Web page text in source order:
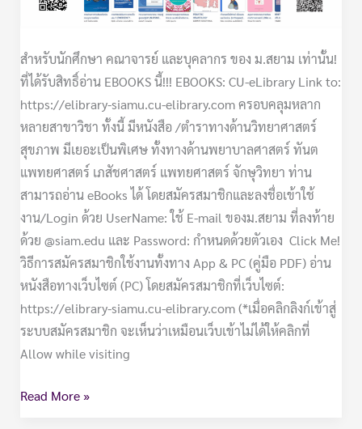
สำหรับนักศึกษา คณาจารย์ และบุคลากร ของ ม.สยาม เท่านั้น!
ที่ได้รับสิทธิ์อ่าน EBOOKS นี้!!! EBOOKS: CU-eLibrary Link to:
https://elibrary-siamu.cu-elibrary.com ครอบคลุมหลาก
หลายสาขาวิชา ทั้งนี้ มีหนังสือ /ตำราทางด้านวิทยาศาสตร์
สุขภาพ มีเยอะเป็นพิเศษ ทั้งทางด้านพยาบาลศาสตร์ ทันต
แพทยศาสตร์ เภสัชศาสตร์ แพทยศาสตร์ จักษุวิทยา ท่าน
สามารถอ่าน eBooks ได้ โดยสมัครสมาชิกและลงชื่อเข้าใช้
งาน/Login ด้วย UserName: ใช้ E-mail ของม.สยาม ที่ลงท้าย
ด้วย @siam.edu และ Password: กำหนดด้วยตัวเอง Click Me!
วิธีการสมัครสมาชิกใช้งานทั้งทาง App & PC (คู่มือ PDF) อ่าน
หนังสือทางเว็บไซต์ (PC) โดยสมัครสมาชิกที่เว็บไซต์:
https://elibrary-siamu.cu-elibrary.com (*เมื่อคลิกลิงก์เข้าสู่
ระบบสมัครสมาชิก จะเห็นว่าเหมือนเว็บเข้าไม่ได้ให้คลิกที่
Allow while visiting
Read More »